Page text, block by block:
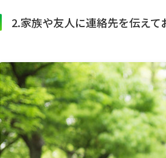
2.家族や友人に連絡先を伝えて